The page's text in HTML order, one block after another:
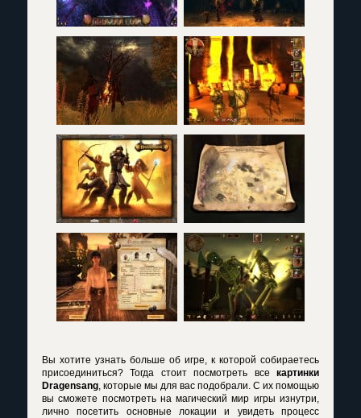
Вы хотите узнать больше об игре, к которой собираетесь
присоединиться? Тогда стоит посмотреть все картинки
Dragensang, которые мы для вас подобрали. С их помощью
вы сможете посмотреть на магический мир игры изнутри,
лично посетить основные локации и увидеть процесс